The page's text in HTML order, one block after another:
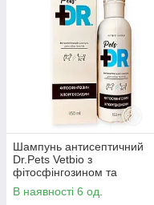
Шампунь антисептичний
Dr.Pets Vetbio з
фітосфінгозином та
хлоргексидином для собак і
кішок 150 мл
В наявності 6 од.